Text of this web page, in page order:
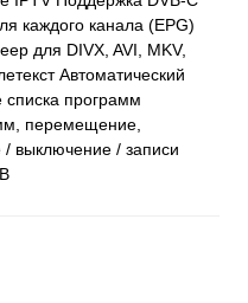
каждого канала (EPG)
для DIVX, AVI, MKV,
Автоматический
списка программ
перемещение,
выключение / записи